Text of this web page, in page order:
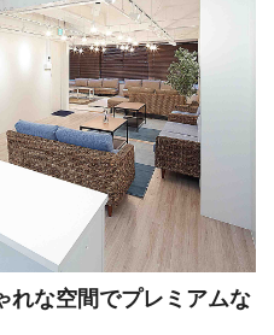
れな空間でプレミアムな